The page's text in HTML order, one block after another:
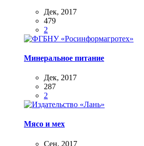
Дек, 2017
479
2
Минеральное питание
Дек, 2017
287
2
Мясо и мех
Сен, 2017